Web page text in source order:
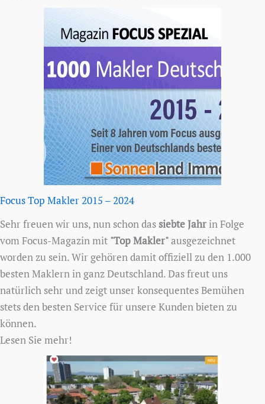
Focus Top Makler 2015 – 2024
Sehr freuen wir uns, nun schon das siebte Jahr in Folge
vom Focus-Magazin mit "Top Makler"ausgezeichnet
worden zu sein. Wir gehören damit offiziell zu den 1.000
besten Maklern in ganz Deutschland. Das freut uns
natürlich sehr und zeigt unser konsequentes Bemühen
stets den besten Service für unsere Kunden bieten zu
können.
Lesen Sie mehr!